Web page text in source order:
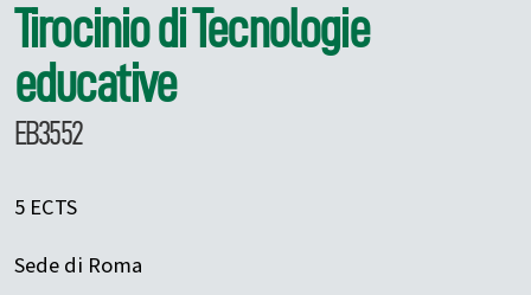
Tirocinio di Tecnologie
educative
EB3552
5 ECTS
Sede di Roma